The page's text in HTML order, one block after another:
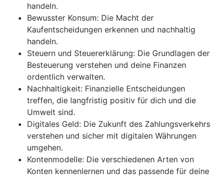
handeln.
Bewusster Konsum: Die Macht der
Kaufentscheidungen erkennen und nachhaltig
handeln.
Steuern und Steuererklärung: Die Grundlagen der
Besteuerung verstehen und deine Finanzen
ordentlich verwalten.
Nachhaltigkeit: Finanzielle Entscheidungen
treffen, die langfristig positiv für dich und die
Umwelt sind.
Digitales Geld: Die Zukunft des Zahlungsverkehrs
verstehen und sicher mit digitalen Währungen
umgehen.
Kontenmodelle: Die verschiedenen Arten von
Konten kennenlernen und das passende für deine